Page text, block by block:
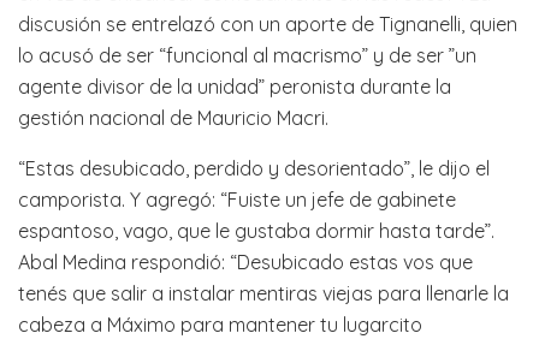
discusión se entrelazó con un aporte de Tignanelli, quien
lo acusó de ser “funcional al macrismo” y de ser ”un
agente divisor de la unidad” peronista durante la
gestión nacional de Mauricio Macri.
“Estas desubicado, perdido y desorientado”, le dijo el
camporista. Y agregó: “Fuiste un jefe de gabinete
espantoso, vago, que le gustaba dormir hasta tarde”.
Abal Medina respondió: “Desubicado estas vos que
tenés que salir a instalar mentiras viejas para llenarle la
cabeza a Máximo para mantener tu lugarcito